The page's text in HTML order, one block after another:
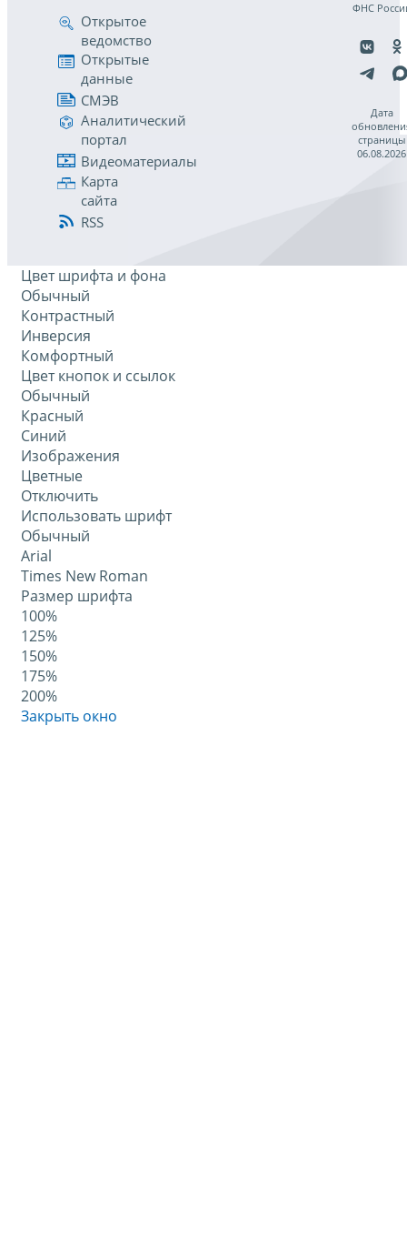
Открытое
ведомство
Открытые
данные
СМЭВ
Аналитический
портал
Видеоматериалы
Карта
сайта
RSS
ФНС
Дата
страницы
06.08.2026
Цвет шрифта и фона
Обычный
Контрастный
Инверсия
Комфортный
Цвет кнопок и ссылок
Обычный
Красный
Синий
Изображения
Цветные
Отключить
Использовать шрифт
Обычный
Arial
Times New Roman
Размер шрифта
100%
125%
150%
175%
200%
Закрыть окно